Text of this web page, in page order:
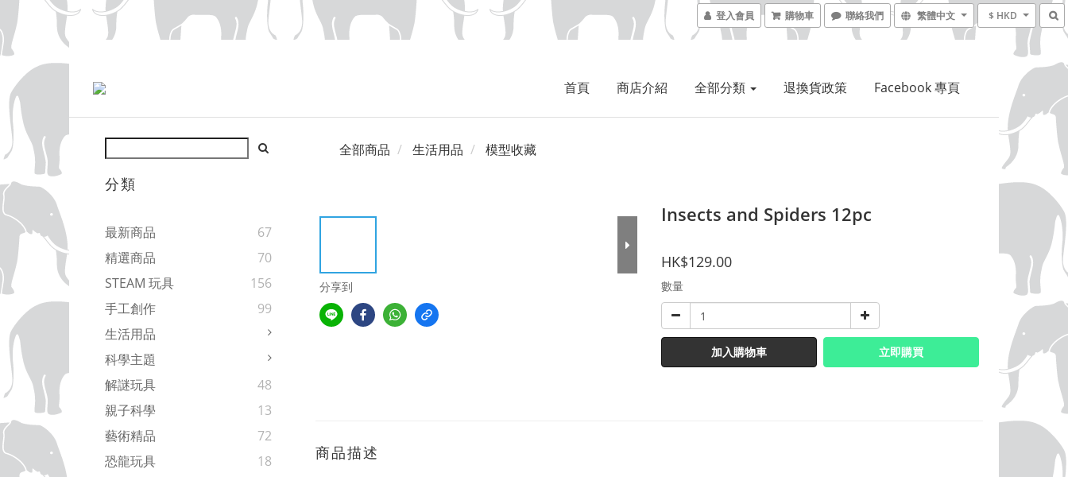
登入會員 購物車 聯絡我們 繁體中文 $ HKD
首頁 商店介紹 全部分類 退換貨政策 Facebook 專頁
分類
最新商品
67
精選商品
70
STEAM 玩具
156
手工創作
99
生活用品
科學主題
解謎玩具
48
親子科學
13
藝術精品
72
恐龍玩具
18
全部商品 生活用品 模型收藏
分享到
Insects and Spiders 12pc
HK$129.00
數量
加入購物車 立即購買
商品描述